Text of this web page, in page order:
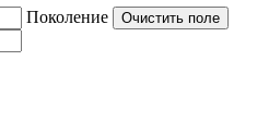
Поколение
Очистить поле